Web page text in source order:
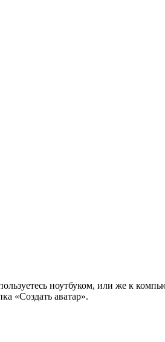
ноутбуком, или же к
«Создать аватар».